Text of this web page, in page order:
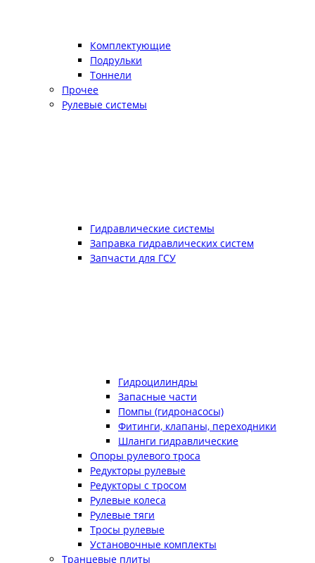
Комплектующие
Подрульки
Тоннели
Прочее
Рулевые системы
Гидравлические системы
Заправка гидравлических систем
Запчасти для ГСУ
Гидроцилиндры
Запасные части
Помпы (гидронасосы)
Фитинги, клапаны, переходники
Шланги гидравлические
Опоры рулевого троса
Редукторы рулевые
Редукторы с тросом
Рулевые колеса
Рулевые тяги
Тросы рулевые
Установочные комплекты
Транцевые плиты